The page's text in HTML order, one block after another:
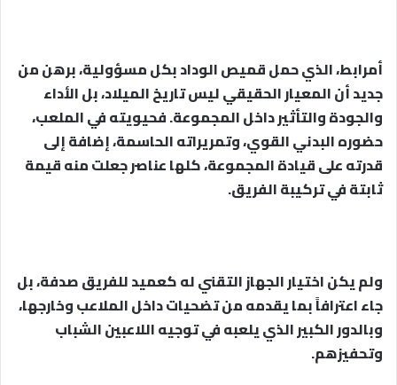
أمرابط، الذي حمل قميص الوداد بكل مسؤولية، برهن من
جديد أن المعيار الحقيقي ليس تاريخ الميلاد، بل الأداء
والجودة والتأثير داخل المجموعة. فحيويته في الملعب،
حضوره البدني القوي، وتمريراته الحاسمة، إضافة إلى
قدرته على قيادة المجموعة، كلها عناصر جعلت منه قيمة
ثابتة في تركيبة الفريق.
ولم يكن اختيار الجهاز التقني له كعميد للفريق صدفة، بل
جاء اعترافاً بما يقدمه من تضحيات داخل الملاعب وخارجها،
وبالدور الكبير الذي يلعبه في توجيه اللاعبين الشباب
وتحفيزهم.